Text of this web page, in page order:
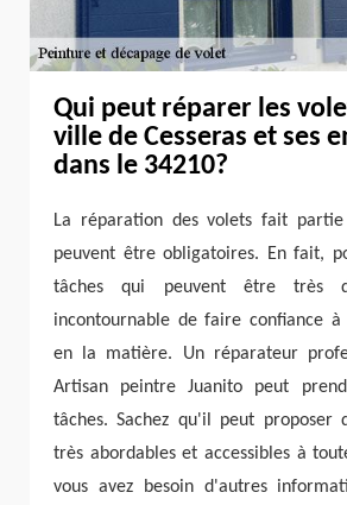
Qui peut réparer les
ville de Cesseras et ses
dans le 34210?
La réparation des volets fait
peuvent être obligatoires. En fait,
tâches qui peuvent être très
incontournable de faire confiance à
en la matière. Un réparateur
Artisan peintre Juanito peut
tâches. Sachez qu'il peut proposer
très abordables et accessibles à
vous avez besoin d'autres